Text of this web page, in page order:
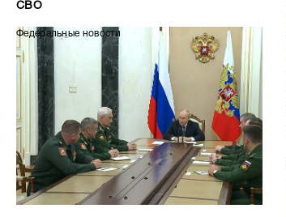
СВО
Федеральные новости